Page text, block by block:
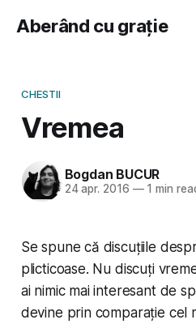
Aberând cu grație
CHESTII
Vremea
Bogdan BUCUR
24 apr. 2016 —1 min
Se spune că discuțiile
plicticoase. Nu discuți
ai nimic mai interesant de
devine prin comparație cel